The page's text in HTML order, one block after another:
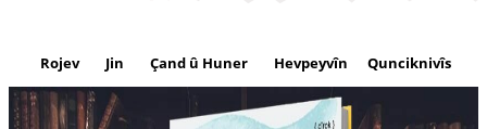
Rojev Jin Çand û Huner Hevpeyvîn Qunciknivîs